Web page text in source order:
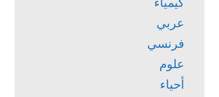
عربي
فرنسي
علوم
أحياء